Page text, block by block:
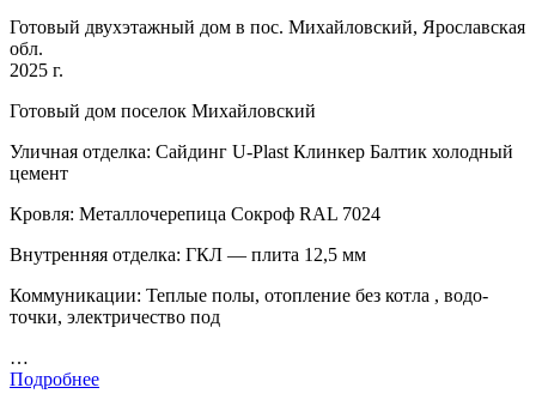
Готовый двухэтажный дом в пос. Михайловский, Ярославская
обл.
2025 г.
Готовый дом поселок Михайловский
Уличная отделка: Сайдинг U-Plast Клинкер Балтик холодный
цемент
Кровля: Металлочерепица Сокроф RAL 7024
Внутренняя отделка: ГКЛ — плита 12,5 мм
Коммуникации: Теплые полы, отопление без котла , водо-
точки, электричество под
…
Подробнее